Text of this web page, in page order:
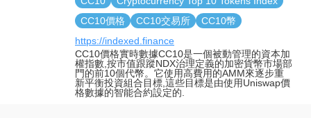
CC10價格
CC10交易所
CC10幣
https://indexed.finance
CC10價格實時數據CC10是一個被動管理的資本加
權指數,按市值跟蹤NDX治理定義的加密貨幣市場部
門的前10個代幣。它使用高費用的AMM來逐步重
新平衡投資組合目標,這些目標是由使用Uniswap價
格數據的智能合約設定的.